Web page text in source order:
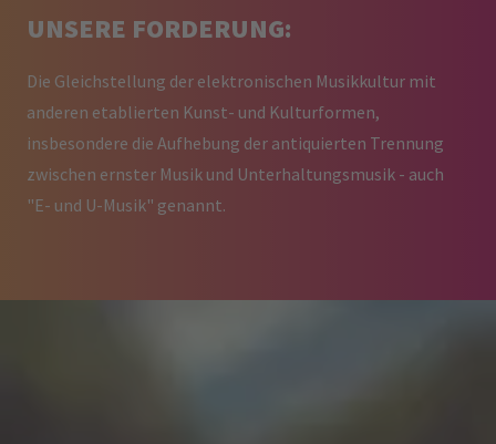
UNSERE FORDERUNG:
Die Gleichstellung der elektronischen Musikkultur mit
anderen etablierten Kunst- und Kulturformen,
insbesondere die Aufhebung der antiquierten Trennung
zwischen ernster Musik und Unterhaltungsmusik - auch
"E- und U-Musik" genannt.